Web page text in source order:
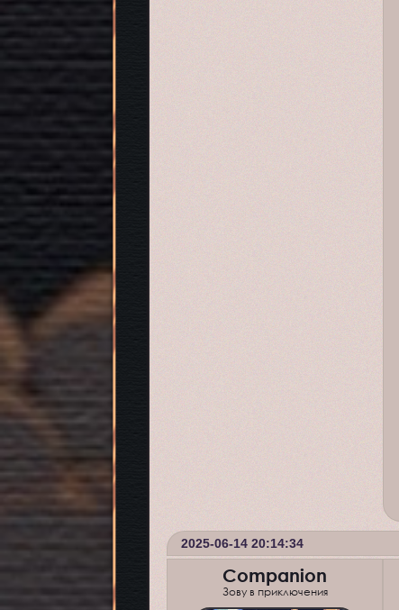
2025-06-14 20:14:34
Companion
Зову в приключения